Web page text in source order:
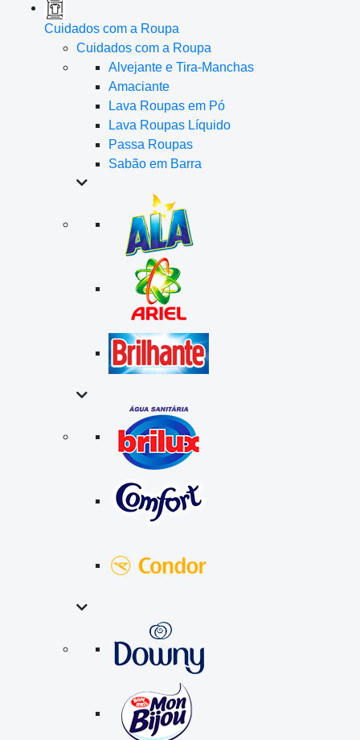
Cuidados com a Roupa
Cuidados com a Roupa
Alvejante e Tira-Manchas
Amaciante
Lava Roupas em Pó
Lava Roupas Líquido
Passa Roupas
Sabão em Barra